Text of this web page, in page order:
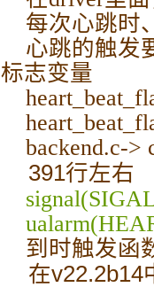
每次心跳时
心跳的触发
标志变量
backend.c->
391行左右
到时触发函
在v22.2b14